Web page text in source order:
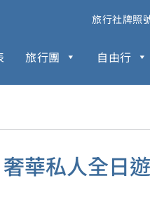
旅行社牌照
旅行團 自由行
奢華私人全日